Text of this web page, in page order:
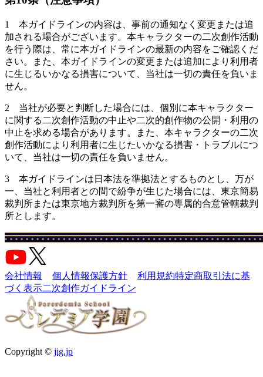
1 本ガイドラインの内容は、事前の通知なく変更または追
加される場合がございます。本キャラクターの二次創作活動
を行う際は、常に本ガイドラインの最新の内容をご確認くだ
さい。また、本ガイドラインの変更または追加により利用者
に生じるいかなる損害について、当社は一切の責任を負いま
せん。
2 当社が必要と判断した場合には、個別に本キャラクター
に関する二次創作活動の中止や二次的創作物の公開・利用の
中止を求める場合があります。また、本キャラクターの二次
創作活動により利用者に生じたいかなる損害・トラブルにつ
いて、当社は一切の責任を負いません。
3 本ガイドラインは日本法を準拠法とするものとし、万が
一、当社と利用者との間で紛争が生じた場合には、東京簡易
裁判所または東京地方裁判所を第一審の専属的合意管轄裁判
所とします。
会社情報 個人情報保護方針 利用規約特定商取引法に基
づく表示二次創作ガイドライン
Copyright © jig.jp